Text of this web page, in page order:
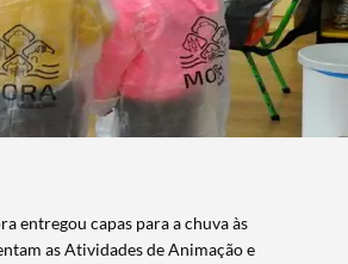
entregou capas para a chuva às
as Atividades de Animação e